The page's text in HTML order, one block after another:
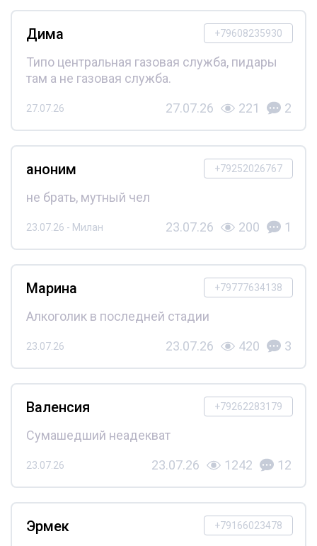
+79608235930
Дима
Типо центральная газовая служба, пидары
там а не газовая служба.
27.07.26 27.07.26 221 2
+79252026767
аноним
не брать, мутный чел
23.07.26 - Милан 23.07.26 200 1
+79777634138
Марина
Алкоголик в последней стадии
23.07.26 23.07.26 420 3
+79262283179
Валенсия
Сумашедший неадекват
23.07.26 23.07.26 1242 12
+79166023478
Эрмек